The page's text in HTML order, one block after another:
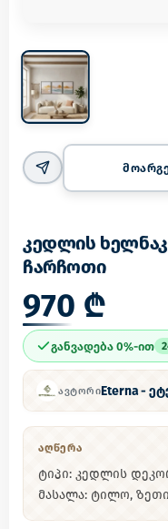
კედლის
ჩარჩოთი
970 ₾
განვადება 0%-ით
ᲐᲕᲢᲝᲠᲘEterna -
ᲐᲦᲬᲔᲠᲐ
ტიპი: კედლის
მასალა: ტილო, ზეთი